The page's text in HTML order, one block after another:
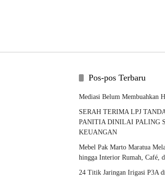
Pos-pos Terbaru
Mediasi Belum Membuahkan
SERAH TERIMA LPJ
PANITIA DINILAI PALING
KEUANGAN
Mebel Pak Marto Maratua
hingga Interior Rumah, Café,
24 Titik Jaringan Irigasi P3A